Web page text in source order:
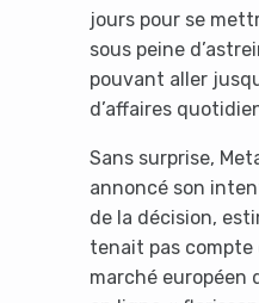
jours pour se
sous peine
pouvant aller
d’affaires
Sans surprise,
annoncé son
de la décision,
tenait pas compte
marché européen